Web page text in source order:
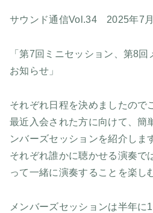
サウンド通信Vol.34 2025年7
「第7回ミニセッション、第8
お知らせ」
それぞれ日程を決めましたので
最近入会された方に向けて、簡
ンバーズセッションを紹介しま
それぞれ誰かに聴かせる演奏で
って一緒に演奏することを楽し
メンバーズセッションは半年に